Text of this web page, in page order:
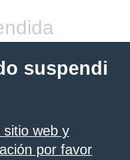
suspendi
web y
por favor